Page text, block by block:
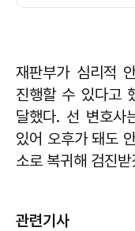
재판부가 심리적
진행할 수 있다고
달했다. 선 변호사
있어 오후가 돼도
소로 복귀해 검진
관련기사